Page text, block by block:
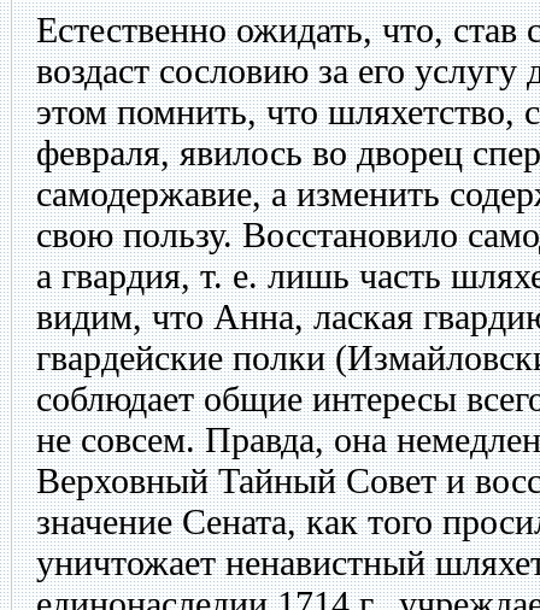
Естественно ожидать, что,
воздаст сословию за его
этом помнить, что шляхетство,
февраля, явилось во дворец
самодержавие, а изменить
свою пользу. Восстановило
а гвардия, т. е. лишь часть
видим, что Анна, лаская
гвардейские полки
соблюдает общие интересы
не совсем. Правда, она
Верховный Тайный Совет и
значение Сената, как того
уничтожает ненавистный